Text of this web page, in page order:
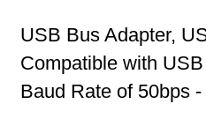
USB Bus Adapter,
Compatible with
Baud Rate of 50bps